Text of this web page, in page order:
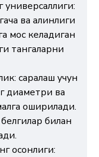
универсаллиги:
ва қалинлиги
мос келадиган
тангаларни
саралаш учун
диаметри ва
оширилади.
билан
осонлиги: